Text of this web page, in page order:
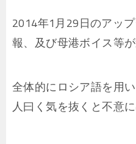
2014年1月29日のアッ
報、及び母港ボイス等が
全体的にロシア語を用
人曰く気を抜くと不意